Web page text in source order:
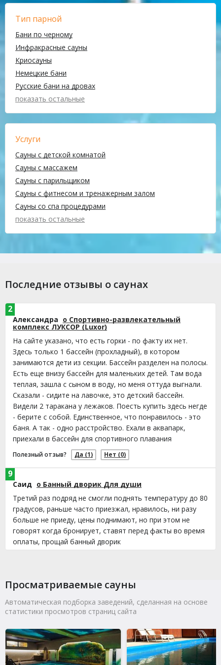
Тип парной
Бани по черному
Инфракрасные сауны
Криосауны
Немецкие бани
Русские бани на дровах
показать остальные
Услуги
Сауны с детской комнатой
Сауны с массажем
Сауны с парильщиком
Сауны с фитнесом и тренажерным залом
Сауны со спа процедурами
показать остальные
Последние отзывы о саунах
Александра о Спортивно-развлекательный
комплекс ЛУКСОР (Luxor)
На сайте указано, что есть горки - по факту их нет.
Здесь только 1 бассейн (прохладный), в котором
занимаются дети из секции. Бассейн разделен на полосы.
Есть еще внизу бассейн для маленьких детей. Там вода
теплая, зашла с сыном в воду, но меня оттуда выгнали.
Сказали - сидите на лавочке, это детский бассейн.
Видели 2 таракана у лежаков. Поесть купить здесь негде
- берите с собой. Единственное, что понравилось - это
баня. А так - одно расстройство. Ехали в аквапарк,
приехали в бассейн для спортивного плавания
Полезный отзыв? Да (1) Нет (0)
2
Саид о Банный дворик Для души
Третий раз подряд не смогли поднять температуру до 80
градусов, раньше часто приезжал, нравилось, ни разу
больше не приеду, цены поднимают, но при этом не
говорят когда бронирует, ставят перед факты во время
оплаты, прощай банный дворик
9
Герман о Баня-сауна-парная Арбат
Отличная парная, тело расслабилось, душа отдохнула.
Рекомендую.
Полезный отзыв? Да(1) Нет(0)
Амина о Баня-сауна-парная Арбат
10
Просматриваемые сауны
Автоматическая подборка заведений, сделанная на основе
статистики просмотров страниц сайта